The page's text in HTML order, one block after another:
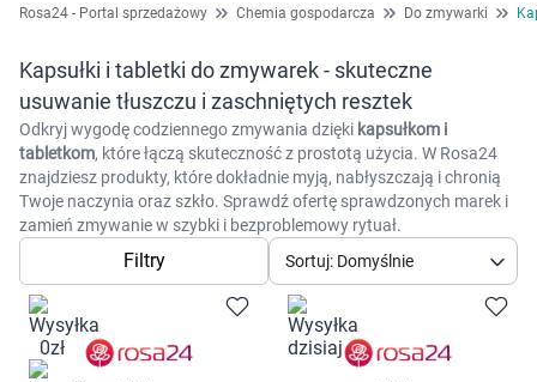
Chemia gospodarcza
Dla zwierząt
Dom i ogród
Zdrowie
Kobieta w ciąży i mama
Dziecko
Rosa24 - Portal sprzedażowy Chemia gospodarcza Do zmywarki
Kapsułki i tabletki do zmywarek - skuteczne
usuwanie tłuszczu i zaschniętych resztek
Odkryj wygodę codziennego zmywania dzięki kapsułkom i
tabletkom, które łączą skuteczność z prostotą użycia. W Rosa24
znajdziesz produkty, które dokładnie myją, nabłyszczają i chronią
Twoje naczynia oraz szkło. Sprawdź ofertę sprawdzonych marek i
zamień zmywanie w szybki i bezproblemowy rytuał.
Filtry Sortuj: Domyślnie